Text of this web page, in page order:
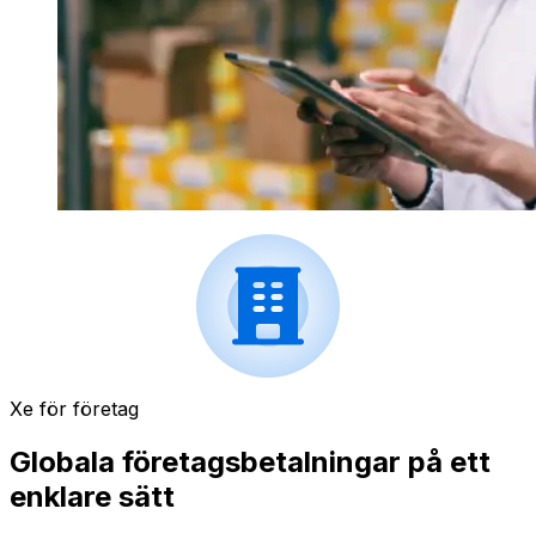
Xe för företag
Globala företagsbetalningar på ett
enklare sätt